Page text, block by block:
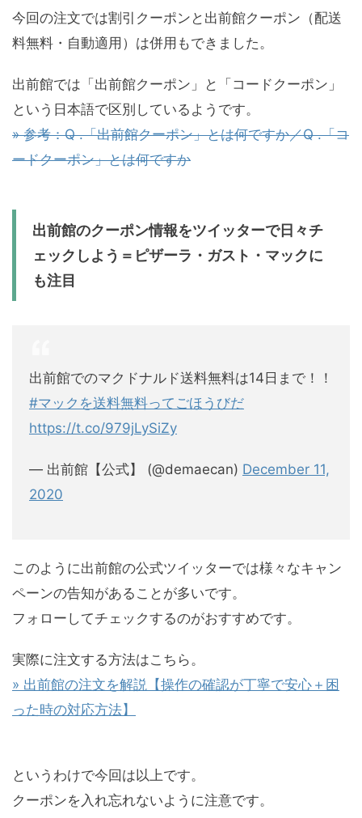
今回の注文では割引クーポンと出前館クーポン（配送
料無料・自動適用）は併用もできました。
出前館では「出前館クーポン」と「コードクーポン」
という日本語で区別しているようです。
» 参考：Q .「出前館クーポン」とは何ですか／Q .「コ
ードクーポン」とは何ですか
出前館のクーポン情報をツイッターで日々チ
ェックしよう＝ピザーラ・ガスト・マックに
も注目
出前館でのマクドナルド送料無料は14日まで！！
#マックを送料無料ってごほうびだ
https://t.co/979jLySiZy
— 出前館【公式】 (@demaecan) December 11,
2020
このように出前館の公式ツイッターでは様々なキャン
ペーンの告知があることが多いです。
フォローしてチェックするのがおすすめです。
実際に注文する方法はこちら。
» 出前館の注文を解説【操作の確認が丁寧で安心＋困
った時の対応方法】
というわけで今回は以上です。
クーポンを入れ忘れないように注意です。